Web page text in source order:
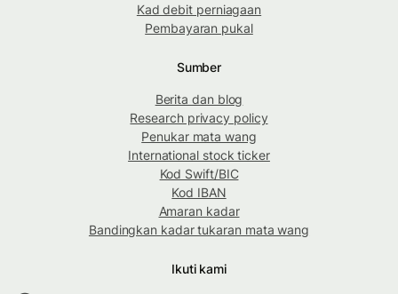
Kad debit perniagaan
Pembayaran pukal
Sumber
Berita dan blog
Research privacy policy
Penukar mata wang
International stock ticker
Kod Swift/BIC
Kod IBAN
Amaran kadar
Bandingkan kadar tukaran mata wang
Ikuti kami